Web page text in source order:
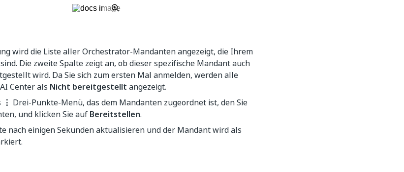
wird die Liste aller Orchestrator-Mandanten angezeigt, die Ihrem
Die zweite Spalte zeigt an, ob dieser spezifische Mandant auch
wird. Da Sie sich zum ersten Mal anmelden, werden alle
Center als Nicht bereitgestellt angezeigt.
⋮ Drei-Punkte-Menü, das dem Mandanten zugeordnet ist, den Sie
und klicken Sie auf Bereitstellen.
nach einigen Sekunden aktualisieren und der Mandant wird als